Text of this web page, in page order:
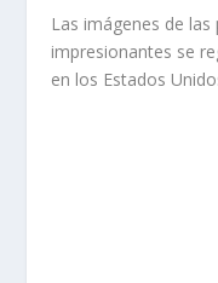
Las imágenes de
impresionantes se
en los Estados